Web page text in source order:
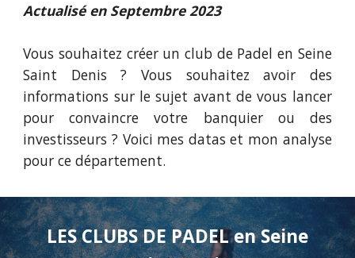
Actualisé en Septembre 2023
Vous souhaitez créer un club de Padel en Seine
Saint Denis? Vous souhaitez avoir des
informations sur le sujet avant de vous lancer
pour convaincre votre banquier ou des
investisseurs ? Voici mes datas et mon analyse
pour ce département.
LES CLUBS DE PADELen Seine